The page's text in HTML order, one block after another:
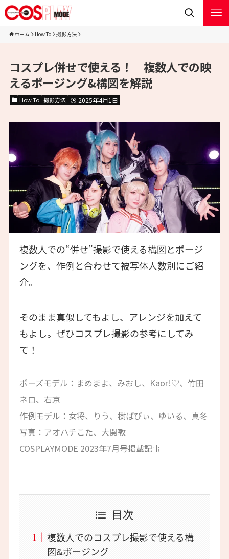
ホーム How To 撮影方法
コスプレ併せで使える！ 複数人での映
えるポージング&構図を解説
How To 撮影方法 2025年4月1日
複数人での“併せ”撮影で使える構図とポージ
ングを、作例と合わせて被写体人数別にご紹
介。
そのまま真似してもよし、アレンジを加えて
もよし。ぜひコスプレ撮影の参考にしてみ
て！
ポーズモデル：まめまよ、みおし、Kaor!♡、竹田
ネロ、右京
作例モデル：女将、りう、樹ばびぃ、ゆいる、真冬
写真：アオハチこた、大関敦
COSPLAYMODE 2023年7月号掲載記事
目次
複数人でのコスプレ撮影で使える構
図&ポージング